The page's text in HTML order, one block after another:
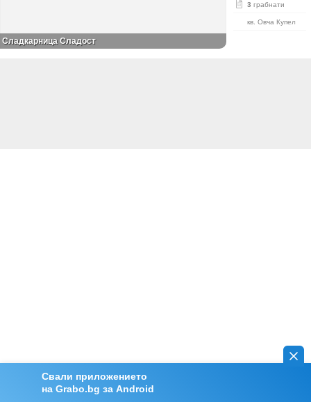
Свали приложението
на Grabo.bg за Android
3 грабнати
кв. Овча Купел
Сладкарница Сладост